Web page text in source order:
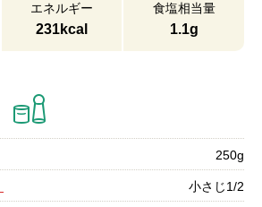
エネルギー
231kcal
食塩相当量
1.1g
250g
小さじ1/2